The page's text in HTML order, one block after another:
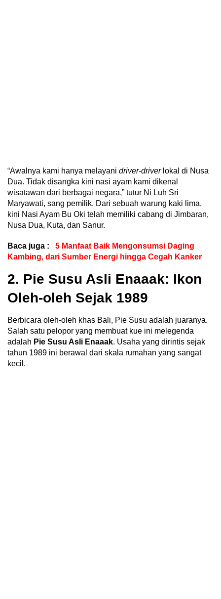
“Awalnya kami hanya melayani driver-driverlokal di Nusa
Dua. Tidak disangka kini nasi ayam kami dikenal
wisatawan dari berbagai negara,” tutur Ni Luh Sri
Maryawati, sang pemilik. Dari sebuah warung kaki lima,
kini Nasi Ayam Bu Oki telah memiliki cabang di Jimbaran,
Nusa Dua, Kuta, dan Sanur.
Baca juga :
5 Manfaat Baik Mengonsumsi Daging
Kambing, dari Sumber Energi hingga Cegah Kanker
2. Pie Susu Asli Enaaak: Ikon
Oleh-oleh Sejak 1989
Berbicara oleh-oleh khas Bali, Pie Susu adalah juaranya.
Salah satu pelopor yang membuat kue ini melegenda
adalah Pie Susu Asli Enaaak. Usaha yang dirintis sejak
tahun 1989 ini berawal dari skala rumahan yang sangat
kecil.